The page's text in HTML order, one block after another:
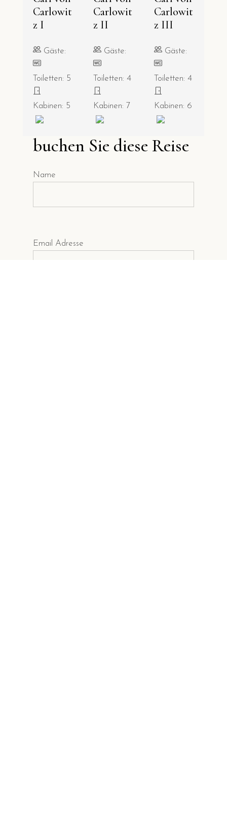
Carlowit
z I
Gäste:
Toiletten: 5
Kabinen: 5
Carlowit
z II
Gäste:
Toiletten: 4
Kabinen: 7
Carlowit
z III
Gäste:
Toiletten: 4
Kabinen: 6
buchen Sie diese Reise
Name
Email Adresse